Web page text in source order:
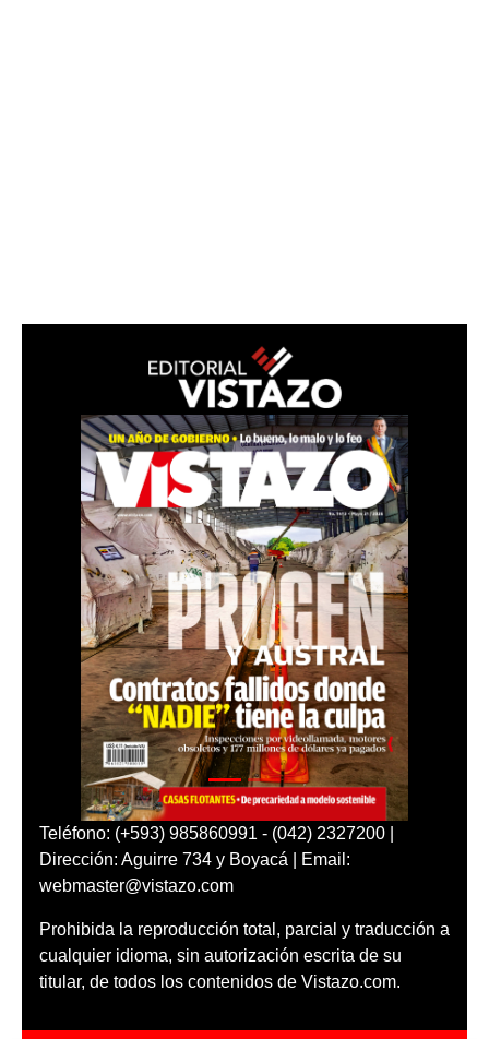
Teléfono: (+593) 985860991 - (042) 2327200 |
Dirección: Aguirre 734 y Boyacá | Email:
webmaster@vistazo.com
Prohibida la reproducción total, parcial y traducción a
cualquier idioma, sin autorización escrita de su
titular, de todos los contenidos de Vistazo.com.